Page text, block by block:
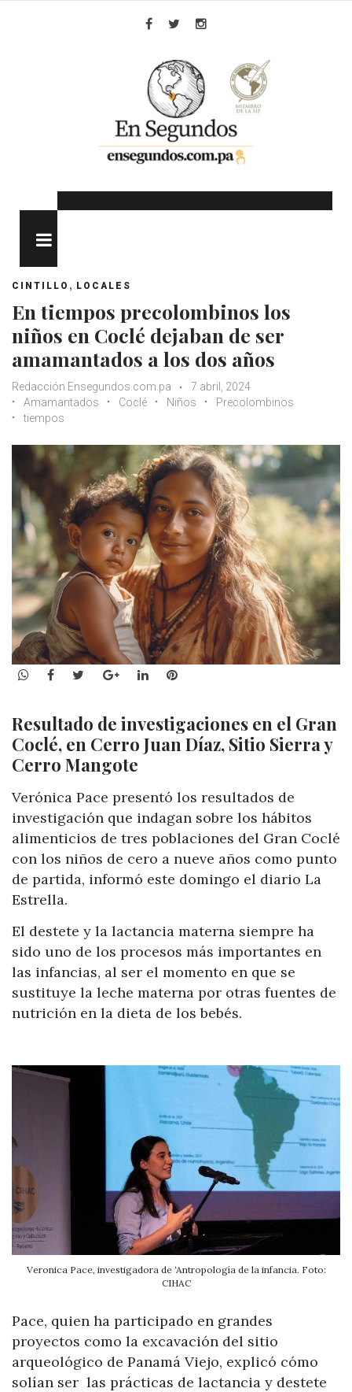
CINTILLO , LOCALES
En tiempos precolombinos los
niños en Coclé dejaban de ser
amamantados a los dos años
Redacción Ensegundos.com.pa
7 abril, 2024
Amamantados
Coclé Niños
Precolombinos
tiempos
WhatsApp
Facebook
TwitterGoogle+LinkedInPinterest
Resultado de investigaciones en el Gran
Coclé, en Cerro Juan Díaz, Sitio Sierra y
Cerro Mangote
Verónica Pace presentó los resultados de
investigación que indagan sobre los hábitos
alimenticios de tres poblaciones del Gran Coclé
con los niños de cero a nueve años como punto
de partida, informó este domingo el diario La
Estrella.
El destete y la lactancia materna siempre ha
sido uno de los procesos más importantes en
las infancias, al ser el momento en que se
sustituye la leche materna por otras fuentes de
nutrición en la dieta de los bebés.
Veronica Pace, investigadora de ‘Antropología de la infancia. Foto:
CIHAC
Pace, quien ha participado en grandes
proyectos como la excavación del sitio
arqueológico de Panamá Viejo, explicó cómo
solían ser las prácticas de lactancia y destete